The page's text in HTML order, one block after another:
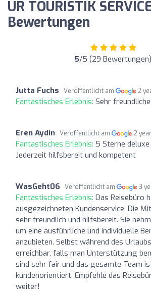
UR TOURISTIK
Bewertungen
5/5 (29 Bewertungen)
Jutta Fuchs Veröffentlicht am 2
Fantastisches Erlebnis: Sehr
Eren Aydin Veröffentlicht am 2
Fantastisches Erlebnis: 5 Sterne deluxe
Jederzeit hilfsbereit und kompetent
WasGeht06 Veröffentlicht am 3
Fantastisches Erlebnis: Das Reisebüro
ausgezeichneten Kundenservice. Die
sehr freundlich und hilfsbereit. Sie
um eine ausführliche und individuelle
anzubieten. Selbst während des
erreichbar, falls man Unterstützung
sind sehr fair und das gesamte Team
kundenorientiert. Empfehle das
weiter!